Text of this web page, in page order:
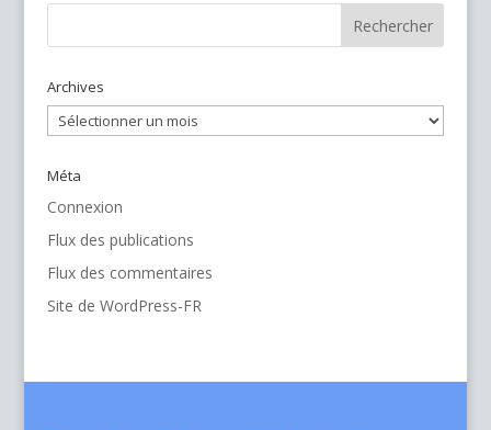
Archives
Archives
Méta
Connexion
Flux des publications
Flux des commentaires
Site de WordPress-FR